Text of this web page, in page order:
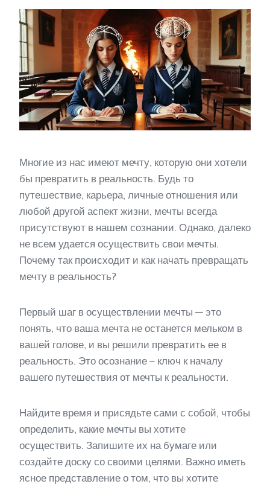
Многие из нас имеют мечту, которую они хотели
бы превратить в реальность. Будь то
путешествие, карьера, личные отношения или
любой другой аспект жизни, мечты всегда
присутствуют в нашем сознании. Однако, далеко
не всем удается осуществить свои мечты.
Почему так происходит и как начать превращать
мечту в реальность?
Первый шаг в осуществлении мечты — это
понять, что ваша мечта не останется мельком в
вашей голове, и вы решили превратить ее в
реальность. Это осознание – ключ к началу
вашего путешествия от мечты к реальности.
Найдите время и присядьте сами с собой, чтобы
определить, какие мечты вы хотите
осуществить. Запишите их на бумаге или
создайте доску со своими целями. Важно иметь
ясное представление о том, что вы хотите